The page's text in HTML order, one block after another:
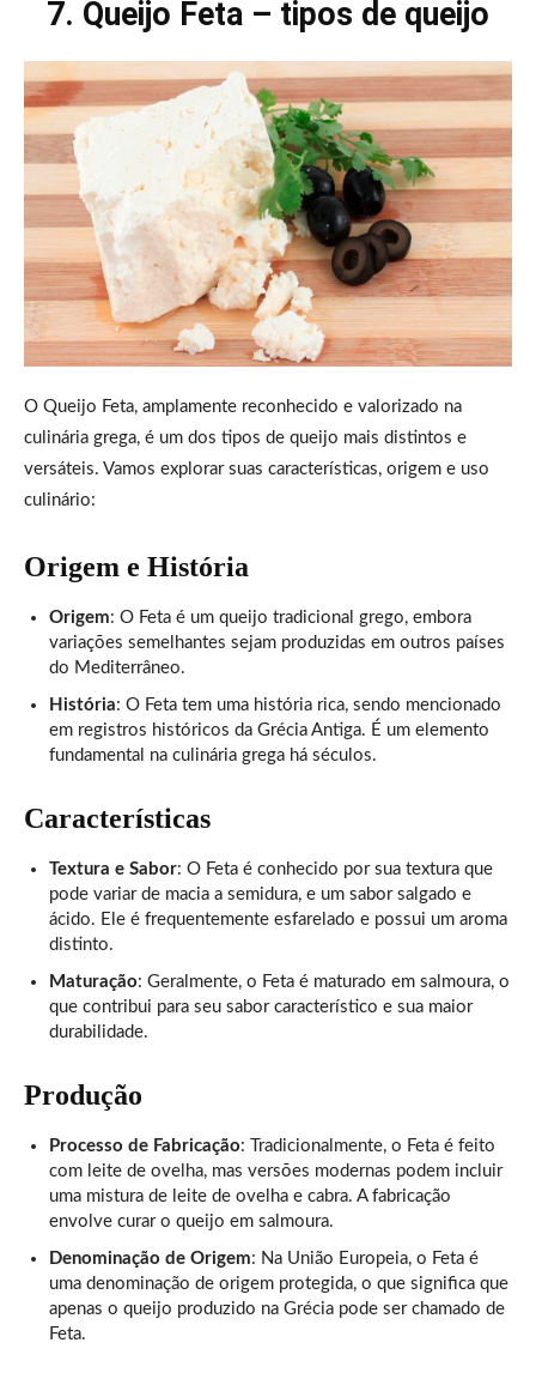
7. Queijo Feta – tipos de queijo
O Queijo Feta, amplamente reconhecido e valorizado na
culinária grega, é um dos tipos de queijo mais distintos e
versáteis. Vamos explorar suas características, origem e uso
culinário:
Origem e História
Origem: O Feta é um queijo tradicional grego, embora
variações semelhantes sejam produzidas em outros países
do Mediterrâneo.
História: O Feta tem uma história rica, sendo mencionado
em registros históricos da Grécia Antiga. É um elemento
fundamental na culinária grega há séculos.
Características
Textura e Sabor: O Feta é conhecido por sua textura que
pode variar de macia a semidura, e um sabor salgado e
ácido. Ele é frequentemente esfarelado e possui um aroma
distinto.
Maturação: Geralmente, o Feta é maturado em salmoura, o
que contribui para seu sabor característico e sua maior
durabilidade.
Produção
Processo de Fabricação: Tradicionalmente, o Feta é feito
com leite de ovelha, mas versões modernas podem incluir
uma mistura de leite de ovelha e cabra. A fabricação
envolve curar o queijo em salmoura.
Denominação de Origem: Na União Europeia, o Feta é
uma denominação de origem protegida, o que significa que
apenas o queijo produzido na Grécia pode ser chamado de
Feta.